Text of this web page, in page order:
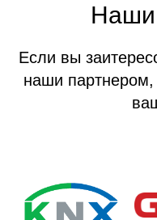
Наши
Если вы
наши